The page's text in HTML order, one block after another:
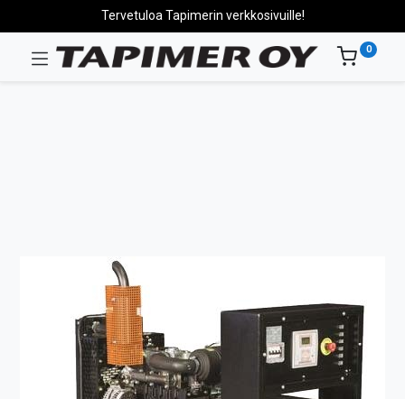
Tervetuloa Tapimerin verkkosivuille!
0